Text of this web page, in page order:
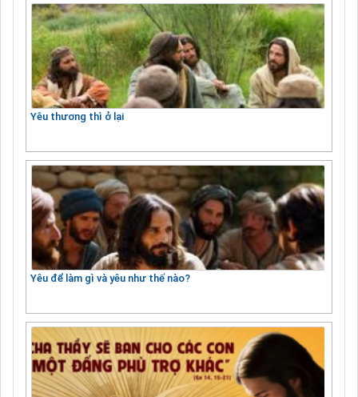
Yêu thương thì ở lại
Yêu để làm gì và yêu như thế nào?